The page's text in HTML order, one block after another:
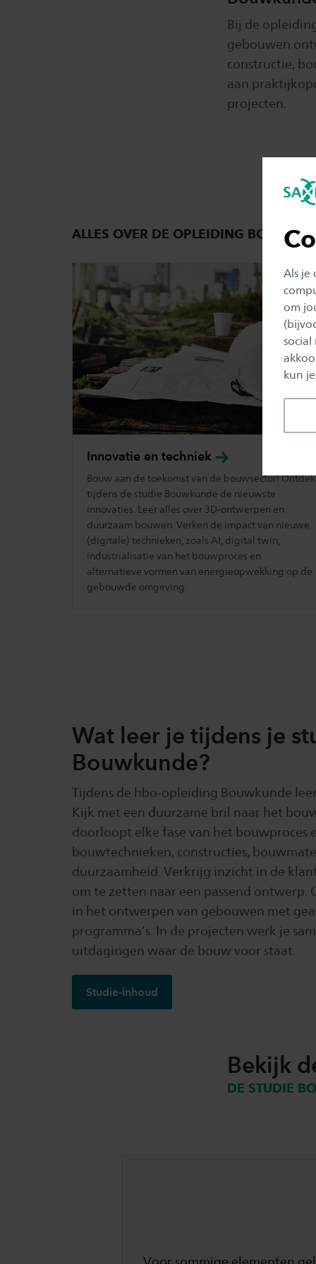
Als je
om
kun
Bij de
gebouwen
constructie,
aan
projecten.
ALLES OVER DE OPLEIDING
Innovatie en techniek
Bouw aan de toekomst van de bouwsector! Ontdek
tijdens de studie Bouwkunde de nieuwste
innovaties. Leer alles over 3D-ontwerpen en
duurzaam bouwen. Verken de impact van nieuwe
(digitale) technieken, zoals AI, digital twin,
industrialisatie van het bouwproces en
alternatieve vormen van energieopwekking op de
gebouwde omgeving.
Wat leer je tijdens je
Bouwkunde?
Tijdens de hbo-opleiding Bouwkunde
Kijk met een duurzame bril naar het
doorloopt elke fase van het bouwproces
bouwtechnieken, constructies,
duurzaamheid. Verkrijg inzicht in de
om te zetten naar een passend ontwerp.
in het ontwerpen van gebouwen met
programma’s. In de projecten werk je
uitdagingen waar de bouw voor staat.
Studie-inhoud
Bekijk
DE STUDIE